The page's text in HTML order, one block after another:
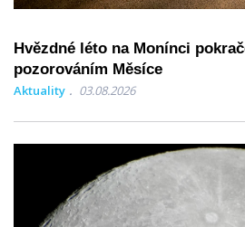
Hvězdné léto na Monínci
pozorováním Měsíce
Aktuality 03.08.2026